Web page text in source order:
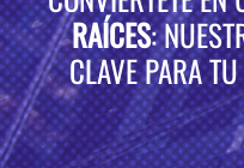
RAÍCES:
CLAVE PARA TU